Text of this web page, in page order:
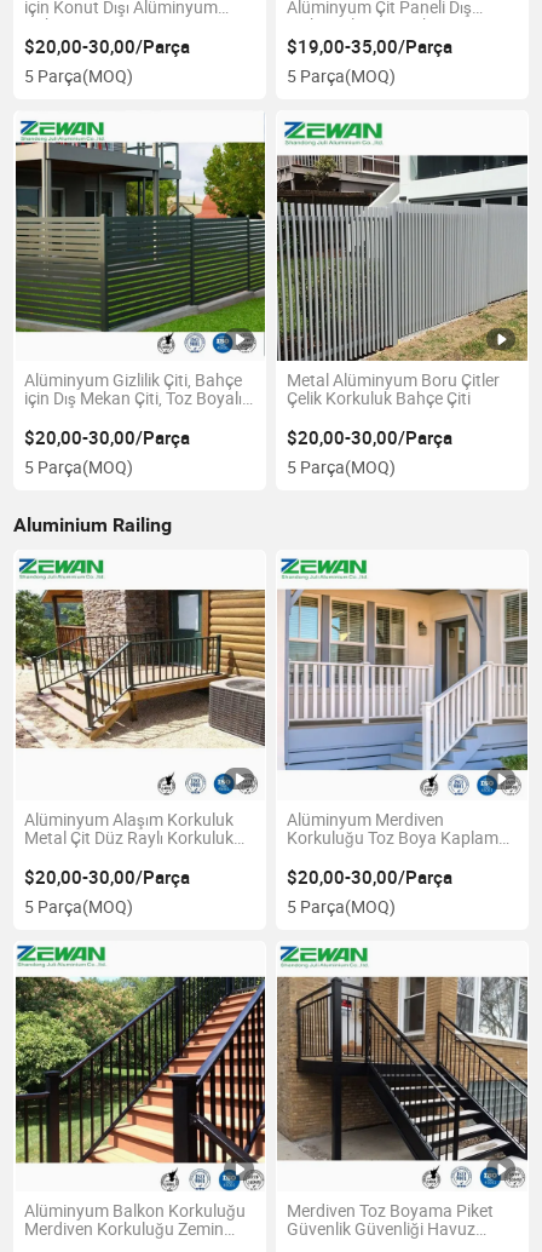
için Konut Dışı Alüminyum
Bahçe Çiti
$20,00-30,00/Parça
5 Parça(MOQ)
Alüminyum Çit Paneli Dış
Mekan Slat Çiti Bahçe için
$19,00-35,00/Parça
5 Parça(MOQ)
Alüminyum Gizlilik Çiti, Bahçe
için Dış Mekan Çiti, Toz Boyalı
$20,00-30,00/Parça
5 Parça(MOQ)
Metal Alüminyum Boru Çitler
Çelik Korkuluk Bahçe Çiti
$20,00-30,00/Parça
5 Parça(MOQ)
Aluminium Railing
Alüminyum Alaşım Korkuluk
Metal Çit Düz Raylı Korkuluk
$20,00-30,00/Parça
5 Parça(MOQ)
Alüminyum Merdiven
Korkuluğu Toz Boya Kaplama
Alüminyum Korkuluk
$20,00-30,00/Parça
5 Parça(MOQ)
Alüminyum Balkon Korkuluğu
Merdiven Korkuluğu Zemin
Merdiven Toz Boyama Piket
Güvenlik Güvenliği Havuz